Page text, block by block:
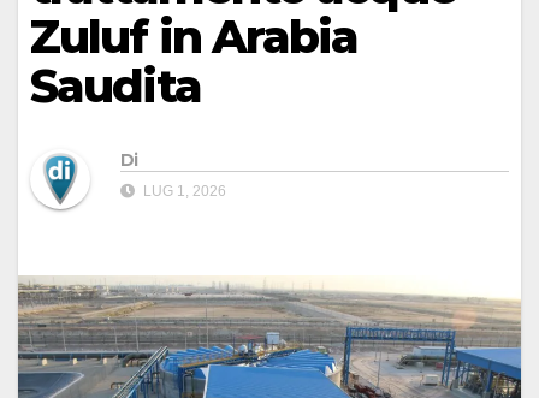
Zuluf in Arabia
Saudita
Di
LUG 1, 2026